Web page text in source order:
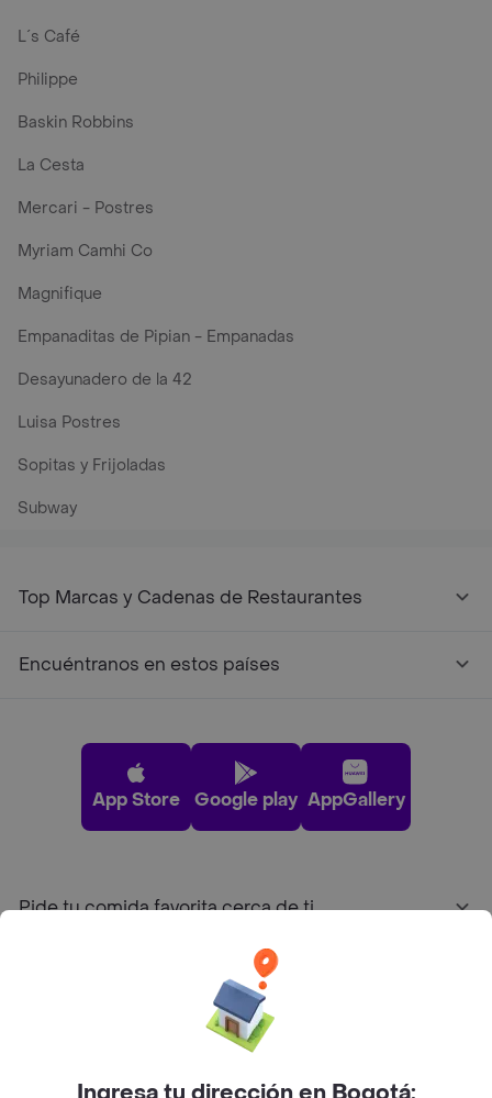
L´s Café
Philippe
Baskin Robbins
La Cesta
Mercari - Postres
Myriam Camhi Co
Magnifique
Empanaditas de Pipian - Empanadas
Desayunadero de la 42
Luisa Postres
Sopitas y Frijoladas
Subway
Top Marcas y Cadenas de Restaurantes
Encuéntranos en estos países
App Store Google play AppGallery
Pide tu comida favorita cerca de ti